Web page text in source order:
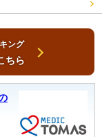
ング
ちら